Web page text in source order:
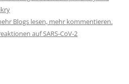
Blogs lesen, mehr kommentieren.
auf SARS-CoV-2